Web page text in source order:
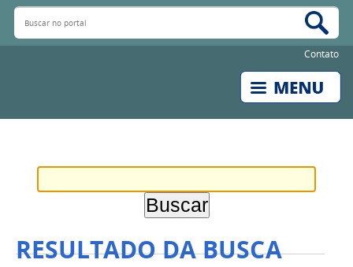
Buscar no portal
Contato
RESULTADO DA BUSCA